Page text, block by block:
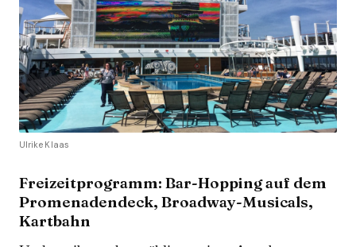
Ulrike Klaas
Freizeitprogramm: Bar-Hopping auf dem
Promenadendeck, Broadway-Musicals,
Kartbahn